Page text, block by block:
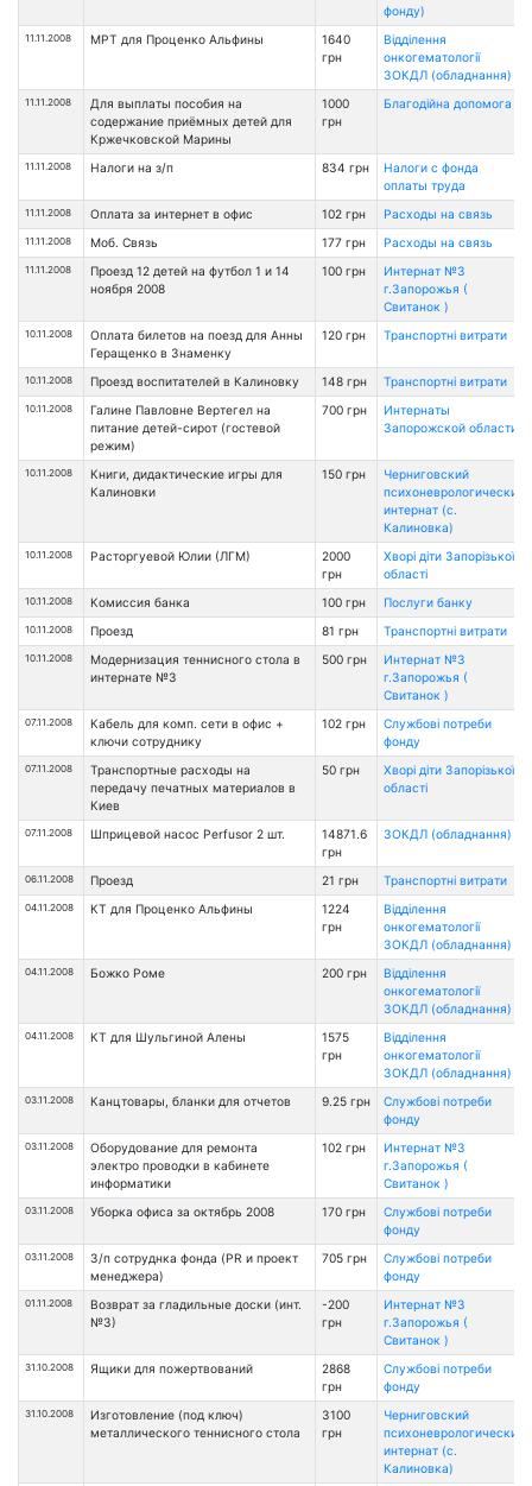
фонду)
11.11.2008 МРТ для Проценко Альфины
1640
грн
Відділення
онкогематології
ЗОКДЛ (обладнання)
11.11.2008
Для выплаты пособия на
содержание приёмных детей для
Кржечковской Марины
1000
грн
Благодійна допомога
11.11.2008 Налоги на з/п 834 грн
Налоги с фонда
оплаты труда
11.11.2008 Оплата за интернет в офис 102 грн Расходы на связь
11.11.2008 Моб. Связь 177 грн Расходы на связь
11.11.2008
Проезд 12 детей на футбол 1 и 14
ноября 2008
100 грн
Интернат №3
г.Запорожья (
Свитанок )
10.11.2008
Оплата билетов на поезд для Анны
Геращенко в Знаменку
120 грн Транспортні витрати
10.11.2008 Проезд воспитателей в Калиновку 148 грн Транспортні витрати
10.11.2008
Галине Павловне Вертегел на
питание детей-сирот (гостевой
режим)
700 грн
Интернаты
Запорожской области
10.11.2008
Книги, дидактические игры для
Калиновки
150 грн
Черниговский
психоневрологический
интернат (с.
Калиновка)
10.11.2008 Расторгуевой Юлии (ЛГМ)
2000
грн
Хворі діти Запорізької
області
10.11.2008 Комиссия банка 100 грн Послуги банку
10.11.2008 Проезд 81 грн Транспортні витрати
10.11.2008
Модернизация теннисного стола в
интернате №3
500 грн
Интернат №3
г.Запорожья (
Свитанок )
07.11.2008
Кабель для комп. сети в офис +
ключи сотруднику
102 грн
Службові потреби
фонду
07.11.2008
Транспортные расходы на
передачу печатных материалов в
Киев
50 грн
Хворі діти Запорізької
області
07.11.2008 Шприцевой насос Perfusor 2 шт.
14871.6
грн
ЗОКДЛ (обладнання)
06.11.2008 Проезд 21 грн Транспортні витрати
04.11.2008 КТ для Проценко Альфины
1224
грн
Відділення
онкогематології
ЗОКДЛ (обладнання)
04.11.2008 Божко Роме 200 грн
Відділення
онкогематології
ЗОКДЛ (обладнання)
04.11.2008 КТ для Шульгиной Алены
1575
грн
Відділення
онкогематології
ЗОКДЛ (обладнання)
03.11.2008 Канцтовары, бланки для отчетов 9.25 грн
Службові потреби
фонду
03.11.2008
Оборудование для ремонта
электро проводки в кабинете
информатики
102 грн
Интернат №3
г.Запорожья (
Свитанок )
03.11.2008 Уборка офиса за октябрь 2008 170 грн
Службові потреби
фонду
03.11.2008
З/п сотруднка фонда (PR и проект
менеджера)
705 грн
Службові потреби
фонду
01.11.2008
Возврат за гладильные доски (инт.
№3)
-200
грн
Интернат №3
г.Запорожья (
Свитанок )
31.10.2008 Ящики для пожертвований
2868
грн
Службові потреби
фонду
31.10.2008
Изготовление (под ключ)
металлического теннисного стола
3100
грн
Черниговский
психоневрологический
интернат (с.
Калиновка)